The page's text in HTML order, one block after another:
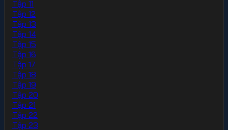
Tập 11
Tập 12
Tập 13
Tập 14
Tập 15
Tập 16
Tập 17
Tập 18
Tập 19
Tập 20
Tập 21
Tập 22
Tập 23